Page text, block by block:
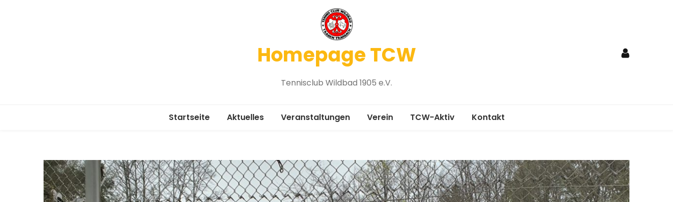
Homepage TCW
Tennisclub Wildbad 1905 e.V.
Startseite Aktuelles Veranstaltungen Verein
Chronik 1905-2005
Mitgliedsantrag
TCW-Aktiv
Platzbelegungsplan
Winterspielordnung
Kontakt